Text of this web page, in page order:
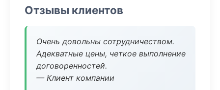
Отзывы клиентов
Очень довольны сотрудничеством.
Адекватные цены, четкое выполнение
договоренностей.
— Клиент компании